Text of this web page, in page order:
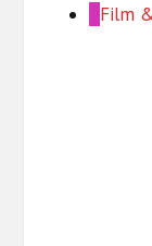
Film